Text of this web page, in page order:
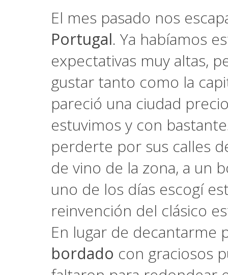
El mes pasado nos
Portugal. Ya habíamos
expectativas muy altas,
gustar tanto como la
pareció una ciudad
estuvimos y con
perderte por sus calles
de vino de la zona, a un
uno de los días escogí
reinvención del clásico
En lugar de decantarme
bordado con graciosos